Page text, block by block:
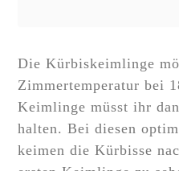
Die Kürbiskeimlinge
Zimmertemperatur bei
Keimlinge müsst ihr
halten. Bei diesen
keimen die Kürbisse